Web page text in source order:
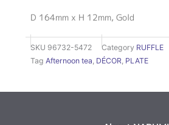
D 164mm x H 12mm, Gold
SKU 96732-5472 Category RUFFLE
Tag Afternoon tea DÉCOR PLATE